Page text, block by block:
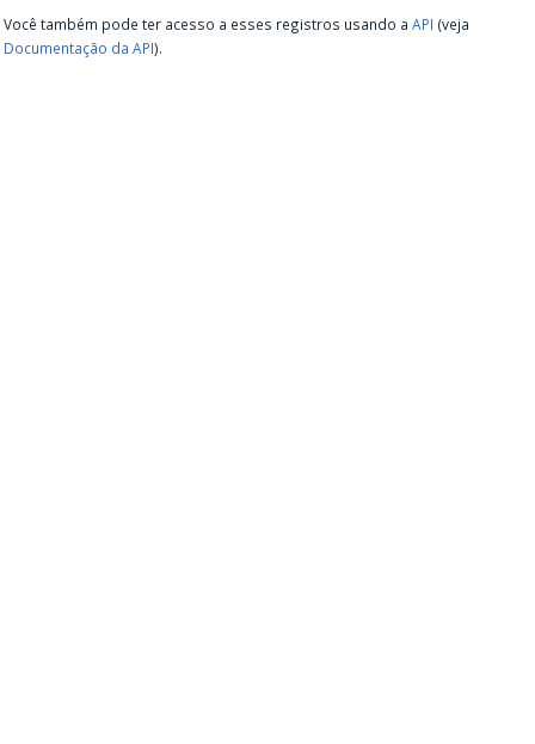
Você também pode ter acesso a esses registros usando a API (veja
Documentação da API).